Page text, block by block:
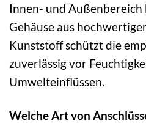
Innen- und
Gehäuse aus
Kunststoff schützt die
zuverlässig vor
Umwelteinflüssen.
Welche Art von